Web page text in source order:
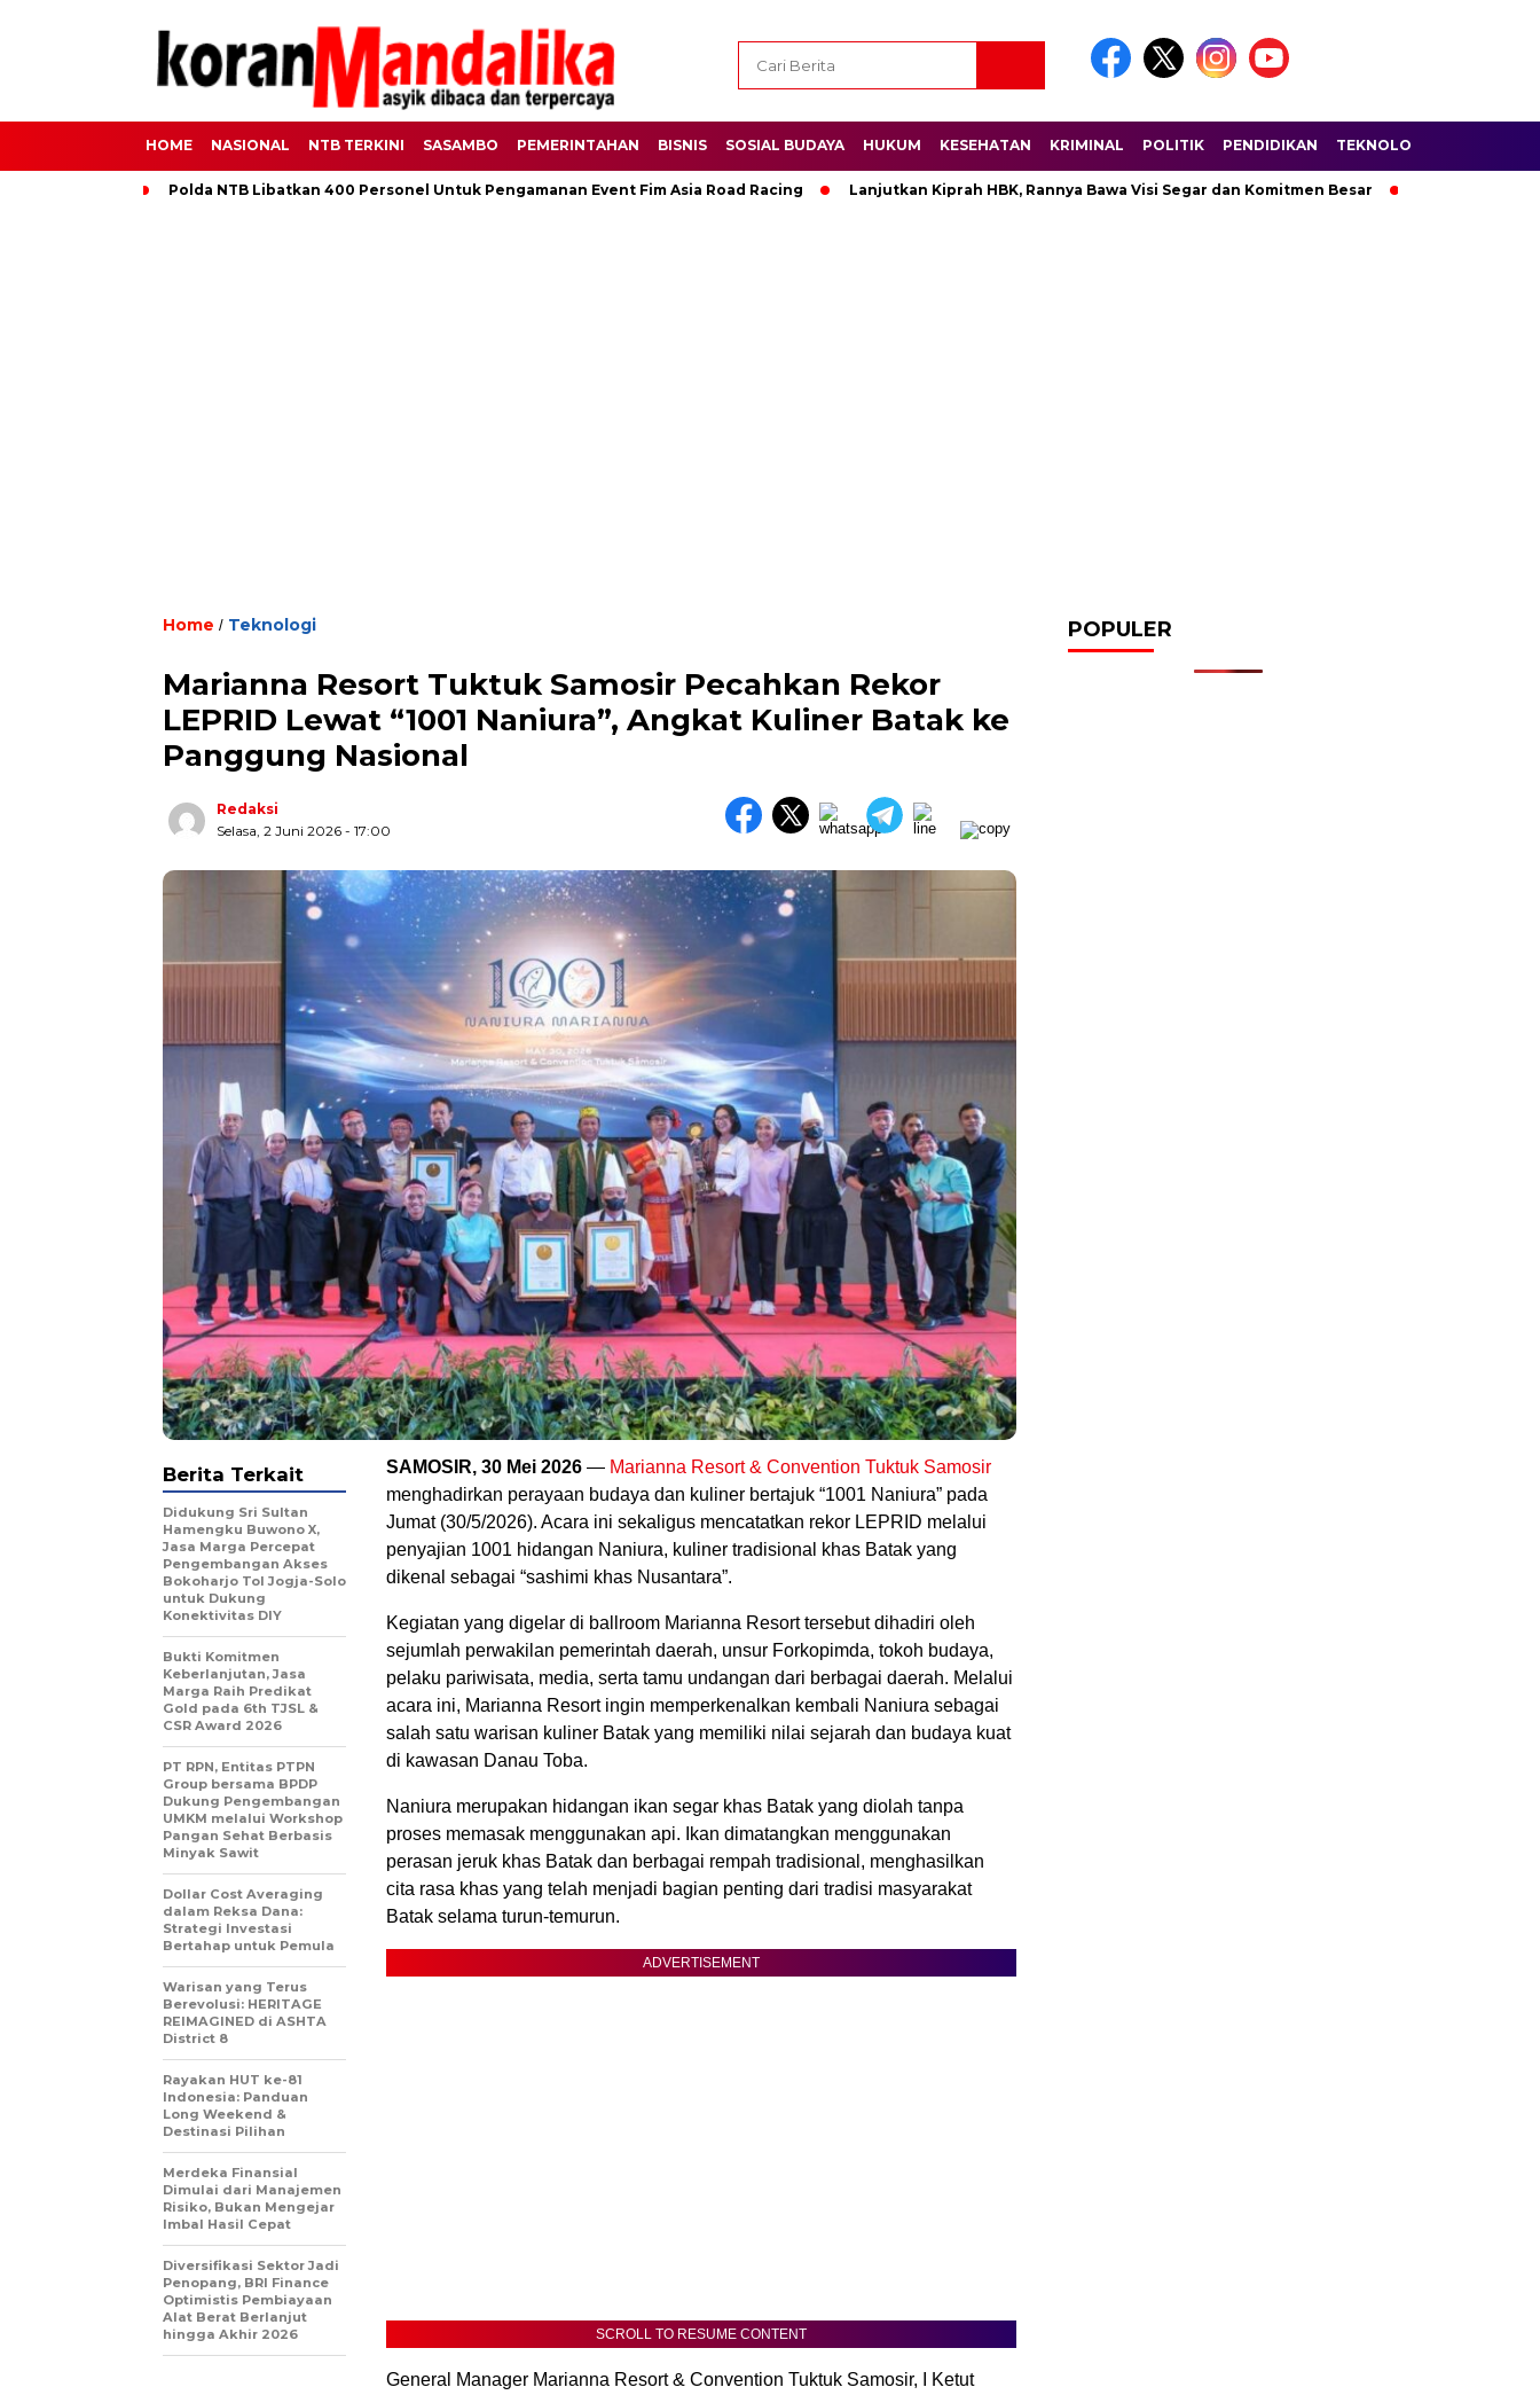
HOME NASIONAL NTB TERKINI SASAMBO PEMERINTAHAN BISNIS SOSIAL BUDAYA HUKUM KESEHATAN KRIMINAL POLITIK PENDIDIKAN TEKNOLOGI
Polda NTB Libatkan 400 Personel Untuk Pengamanan Event Fim Asia Road Racing Lanjutkan Kiprah HBK, Rannya Bawa Visi Segar dan Komitmen Besar
Home / Teknologi
Marianna Resort Tuktuk Samosir Pecahkan Rekor
LEPRID Lewat “1001 Naniura”, Angkat Kuliner Batak ke
Panggung Nasional
Redaksi
Selasa, 2 Juni 2026 - 17:00
SAMOSIR, 30 Mei 2026 — Marianna Resort & Convention Tuktuk Samosir
menghadirkan perayaan budaya dan kuliner bertajuk “1001 Naniura” pada
Jumat (30/5/2026). Acara ini sekaligus mencatatkan rekor LEPRID melalui
penyajian 1001 hidangan Naniura, kuliner tradisional khas Batak yang
dikenal sebagai “sashimi khas Nusantara”.
Kegiatan yang digelar di ballroom Marianna Resort tersebut dihadiri oleh
sejumlah perwakilan pemerintah daerah, unsur Forkopimda, tokoh budaya,
pelaku pariwisata, media, serta tamu undangan dari berbagai daerah. Melalui
acara ini, Marianna Resort ingin memperkenalkan kembali Naniura sebagai
salah satu warisan kuliner Batak yang memiliki nilai sejarah dan budaya kuat
di kawasan Danau Toba.
Naniura merupakan hidangan ikan segar khas Batak yang diolah tanpa
proses memasak menggunakan api. Ikan dimatangkan menggunakan
perasan jeruk khas Batak dan berbagai rempah tradisional, menghasilkan
cita rasa khas yang telah menjadi bagian penting dari tradisi masyarakat
Batak selama turun-temurun.
ADVERTISEMENT
SCROLL TO RESUME CONTENT
General Manager Marianna Resort & Convention Tuktuk Samosir, I Ketut
Berita Terkait
Didukung Sri Sultan
Hamengku Buwono X,
Jasa Marga Percepat
Pengembangan Akses
Bokoharjo Tol Jogja-Solo
untuk Dukung
Konektivitas DIY
Bukti Komitmen
Keberlanjutan, Jasa
Marga Raih Predikat
Gold pada 6th TJSL &
CSR Award 2026
PT RPN, Entitas PTPN
Group bersama BPDP
Dukung Pengembangan
UMKM melalui Workshop
Pangan Sehat Berbasis
Minyak Sawit
Dollar Cost Averaging
dalam Reksa Dana:
Strategi Investasi
Bertahap untuk Pemula
Warisan yang Terus
Berevolusi: HERITAGE
REIMAGINED di ASHTA
District 8
Rayakan HUT ke-81
Indonesia: Panduan
Long Weekend &
Destinasi Pilihan
Merdeka Finansial
Dimulai dari Manajemen
Risiko, Bukan Mengejar
Imbal Hasil Cepat
Diversifikasi Sektor Jadi
Penopang, BRI Finance
Optimistis Pembiayaan
Alat Berat Berlanjut
hingga Akhir 2026
POPULER